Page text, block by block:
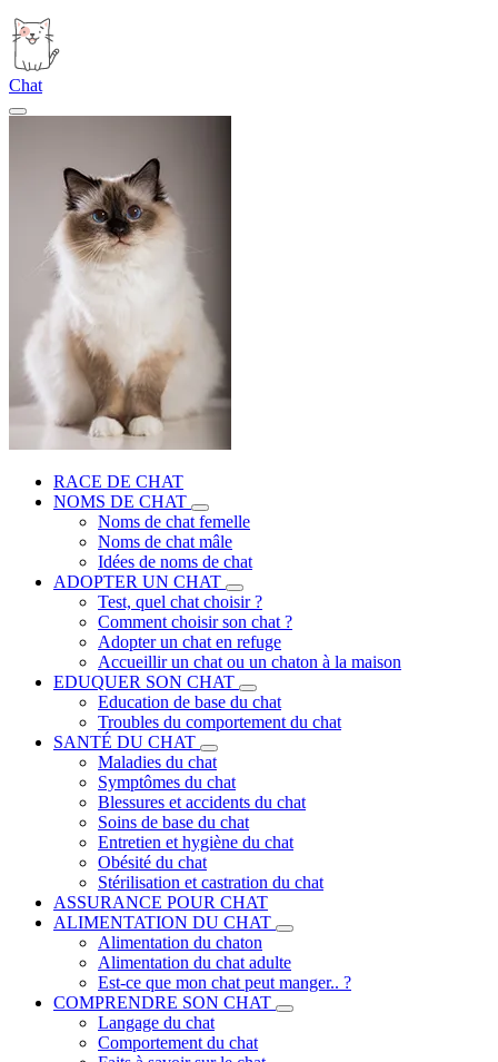
Chat
RACE DE CHAT
NOMS DE CHAT
Noms de chat femelle
Noms de chat mâle
Idées de noms de chat
ADOPTER UN CHAT
Test, quel chat choisir ?
Comment choisir son chat ?
Adopter un chat en refuge
Accueillir un chat ou un chaton à la maison
EDUQUER SON CHAT
Education de base du chat
Troubles du comportement du chat
SANTÉ DU CHAT
Maladies du chat
Symptômes du chat
Blessures et accidents du chat
Soins de base du chat
Entretien et hygiène du chat
Obésité du chat
Stérilisation et castration du chat
ASSURANCE POUR CHAT
ALIMENTATION DU CHAT
Alimentation du chaton
Alimentation du chat adulte
Est-ce que mon chat peut manger.. ?
COMPRENDRE SON CHAT
Langage du chat
Comportement du chat